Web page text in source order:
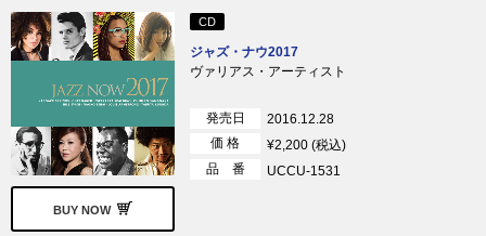
BUY NOW
CD
ジャズ・ナウ2017
ヴァリアス・アーティスト
発売日
2016.12.28
価 格
¥2,200 (税込)
品 番
UCCU-1531